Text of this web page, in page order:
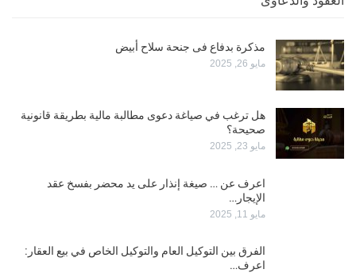
مذكرة بدفاع فى جنحة سلاح أبيض
مايو 26, 2025
هل ترغب في صياغة دعوى مطالبة مالية بطريقة قانونية
صحيحة؟
مايو 23, 2025
اعرف عن … صيغة إنذار على يد محضر بفسخ عقد
الإيجار…
مايو 11, 2025
الفرق بين التوكيل العام والتوكيل الخاص في بيع العقار:
اعرف…